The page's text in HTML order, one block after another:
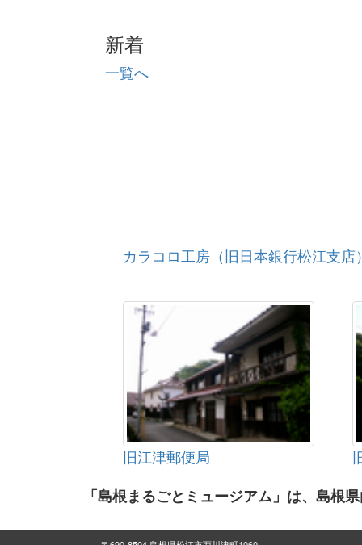
新着
一覧へ
カラコロ工房（旧日本銀行松江支店
旧江津郵便局
「島根まるごとミュージアム」は、島根